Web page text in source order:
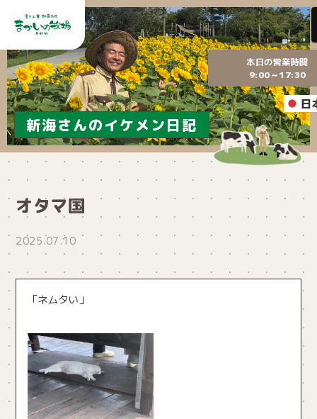
日
本日の営業時間
9:00～17:30
新海さんのイケメン日記
オタマ国
2025.07.10
「ネムタい」